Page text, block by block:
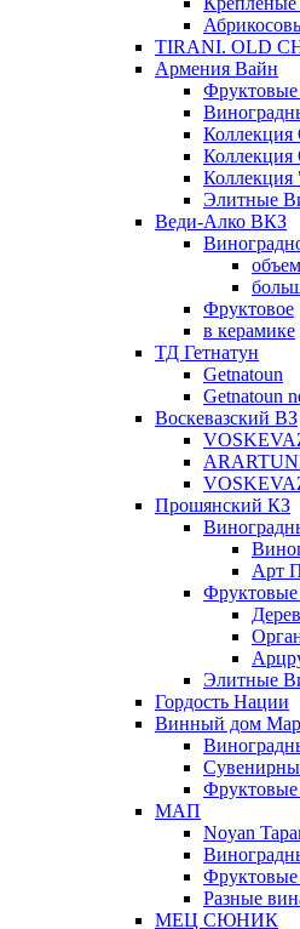
TIRANI. OLD
Армения Вайн
Фруктовые
Коллекция
Элитные
Веди-Алко ВКЗ
Фруктовое
в керамике
ТД Гетнатун
Getnatoun
Getnatoun
Воскевазский ВЗ
Прошянский КЗ
Арт
Фруктовые
Элитные
Гордость Нации
Винный дом
МАП
Noyan
Разные
МЕЦ СЮНИК